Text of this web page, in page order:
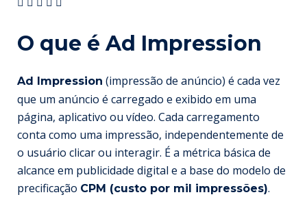
O que é Ad Impression
Ad Impression (impressão de anúncio) é cada vez
que um anúncio é carregado e exibido em uma
página, aplicativo ou vídeo. Cada carregamento
conta como uma impressão, independentemente de
o usuário clicar ou interagir. É a métrica básica de
alcance em publicidade digital e a base do modelo de
precificação CPM (custo por mil impressões).